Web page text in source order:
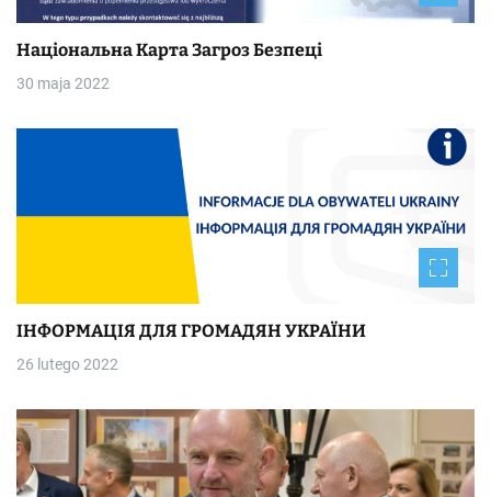
Національна Kapтa Загроз Безпеці
30 maja 2022
ІНФОРМАЦІЯ ДЛЯ ГРОМАДЯН УКРАЇНИ
26 lutego 2022